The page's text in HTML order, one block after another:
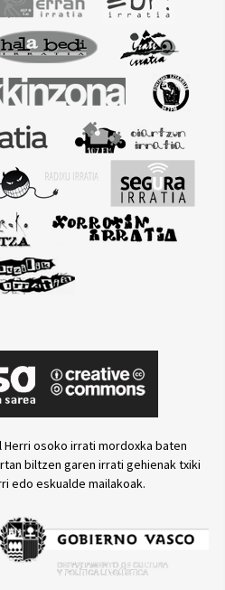
Herri osoko irrati mordoxka baten
biltzen garen irrati gehienak txiki
edo eskualde mailakoak.